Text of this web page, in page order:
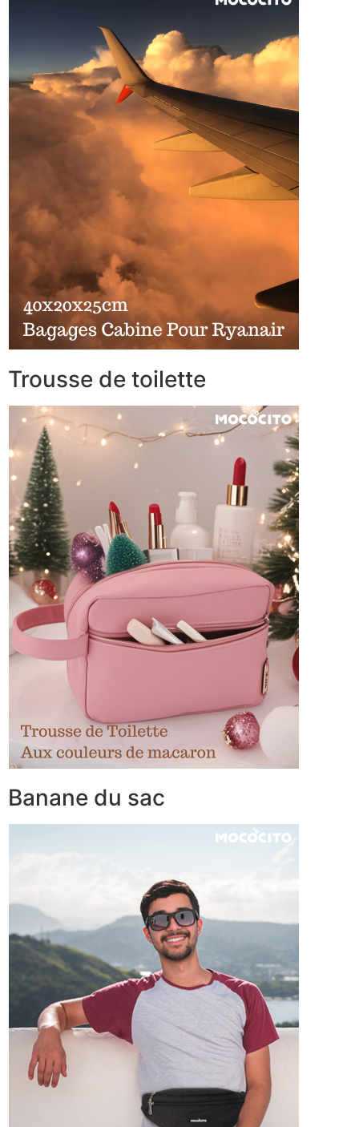
Trousse de toilette
Banane du sac